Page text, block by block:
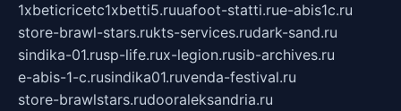
1xbeticricetc1xbetti5.ruuafoot-statti.rue-abis1c.ru
store-brawl-stars.rukts-services.rudark-sand.ru
sindika-01.rusp-life.rux-legion.rusib-archives.ru
e-abis-1-c.rusindika01.ruvenda-festival.ru
store-brawlstars.rudooraleksandria.ru